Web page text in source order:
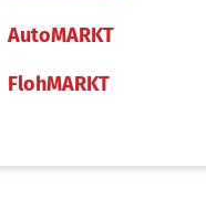
AutoMARKT
FlohMARKT